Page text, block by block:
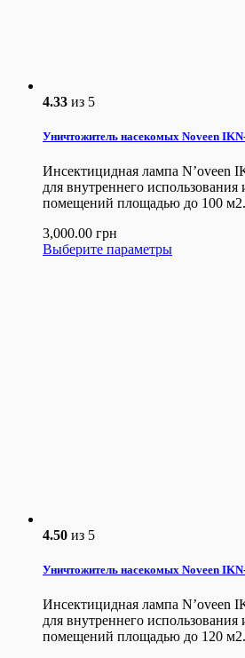
4.33 из 5
Уничтожитель насекомых Noveen
Инсектицидная лампа N’oveen
для внутреннего использования
помещений площадью до 100 м2.
3,000.00 грн
Выберите параметры
4.50 из 5
Уничтожитель насекомых Noveen
Инсектицидная лампа N’oveen
для внутреннего использования
помещений площадью до 120 м2.